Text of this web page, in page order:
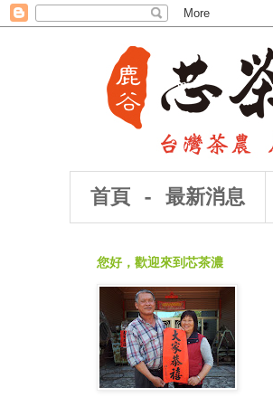
首頁 - 最新消息
您好，歡迎來到芯茶濃